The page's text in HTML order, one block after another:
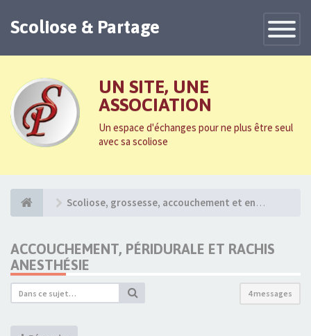
Toggle
Scoliose & Partage
UN SITE, UNE
ASSOCIATION
Un espace d'échanges pour ne plus être seul
avec sa scoliose
Scoliose, grossesse, accouchement et enfant
ACCOUCHEMENT, PÉRIDURALE ET RACHIS
ANESTHÉSIE
4 messages